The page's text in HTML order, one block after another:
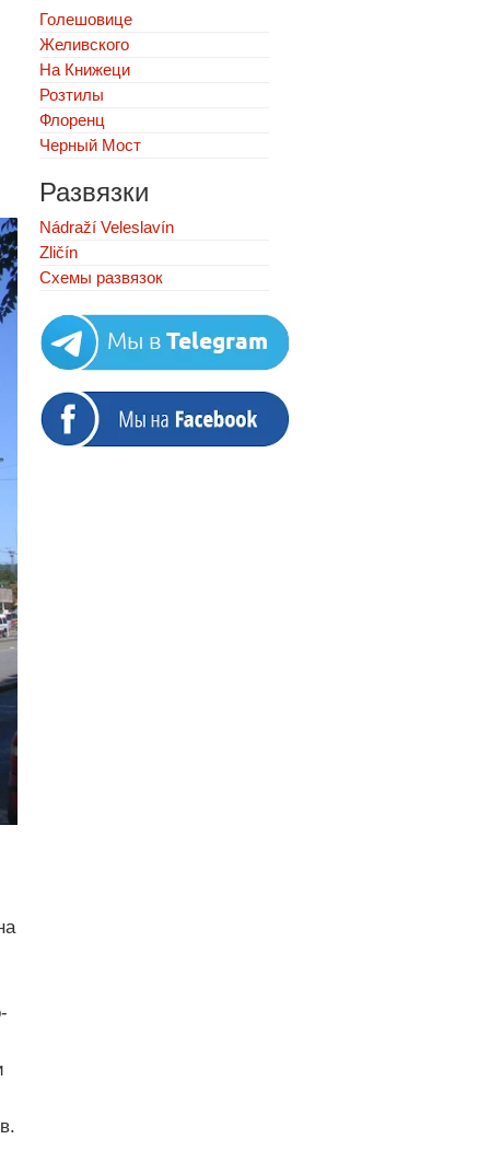
Голешовице
Желивского
На Книжеци
Розтилы
Флоренц
Черный Мост
Развязки
Nádraží Veleslavín
Zličín
Схемы развязок